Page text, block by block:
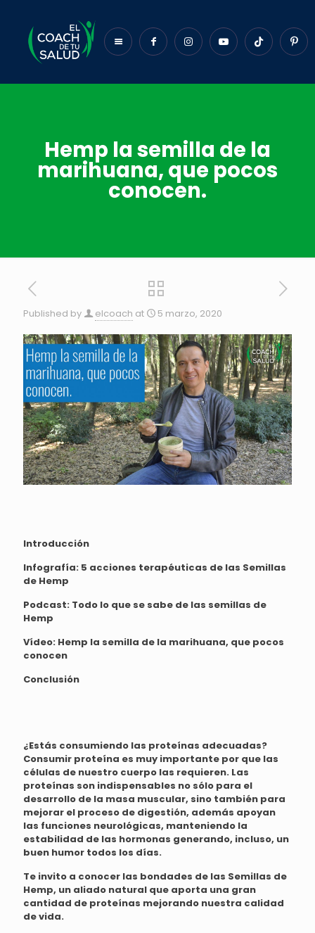
Hemp la semilla de la
marihuana, que pocos
conocen.
Published by elcoach at 5 marzo, 2020
Introducción
Infografía: 5 acciones terapéuticas de las Semillas
de Hemp
Podcast: Todo lo que se sabe de las semillas de
Hemp
Vídeo: Hemp la semilla de la marihuana, que pocos
conocen
Conclusión
¿Estás consumiendo las proteínas adecuadas?
Consumir proteína es muy importante por que las
células de nuestro cuerpo las requieren. Las
proteínas son indispensables no sólo para el
desarrollo de la masa muscular, sino también para
mejorar el proceso de digestión, además apoyan
las funciones neurológicas, manteniendo la
estabilidad de las hormonas generando, incluso, un
buen humor todos los días.
Te invito a conocer las bondades de las Semillas de
Hemp, un aliado natural que aporta una gran
cantidad de proteínas mejorando nuestra calidad
de vida.